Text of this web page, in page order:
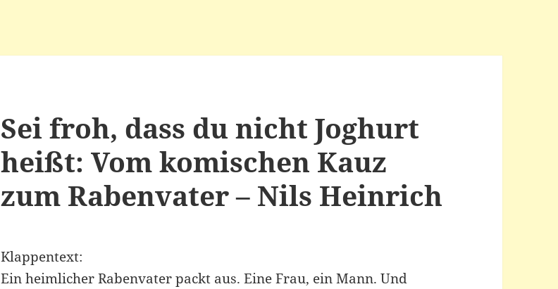
Sei froh, dass du nicht Joghurt
heißt: Vom komischen Kauz
zum Rabenvater – Nils Heinrich
Klappentext:
Ein heimlicher Rabenvater packt aus. Eine Frau, ein Mann. Und